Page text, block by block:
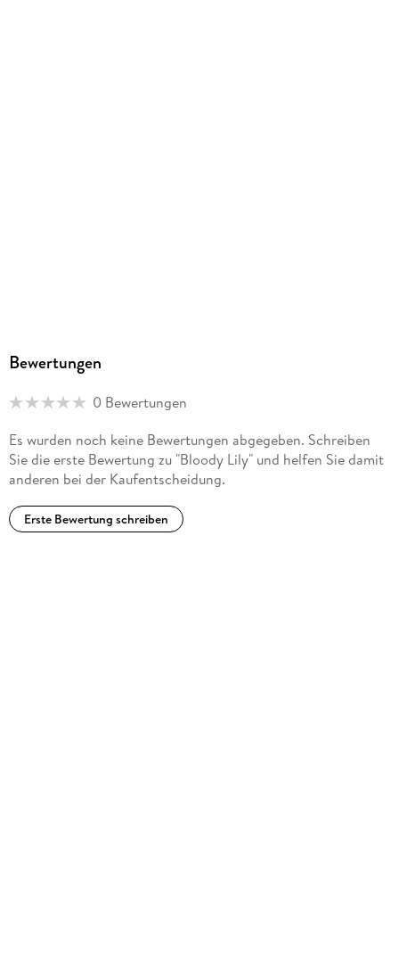
Bewertungen
0 Bewertungen
Es wurden noch keine Bewertungen abgegeben. Schreiben
Sie die erste Bewertung zu "Bloody Lily" und helfen Sie damit
anderen bei der Kaufentscheidung.
Erste Bewertung schreiben